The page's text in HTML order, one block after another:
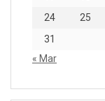
24
25
31
« Mar